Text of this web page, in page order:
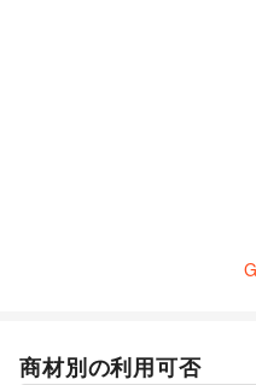
商材別の利用可否